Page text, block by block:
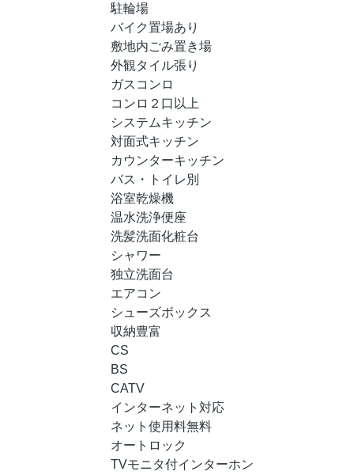
駐輪場
バイク置場あり
敷地内ごみ置き場
外観タイル張り
ガスコンロ
コンロ２口以上
システムキッチン
対面式キッチン
カウンターキッチン
バス・トイレ別
浴室乾燥機
温水洗浄便座
洗髪洗面化粧台
シャワー
独立洗面台
エアコン
シューズボックス
収納豊富
CS
BS
CATV
インターネット対応
ネット使用料無料
オートロック
TVモニタ付インターホン